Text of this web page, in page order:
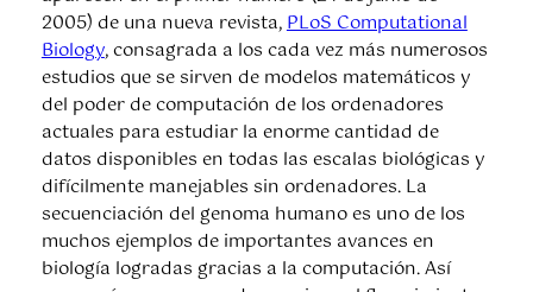
2005) de una nueva revista,PLoS Computational
Biology, consagrada a los cada vez más numerosos
estudios que se sirven de modelos matemáticos y
del poder de computación de los ordenadores
actuales para estudiar la enorme cantidad de
datos disponibles en todas las escalas biológicas y
difícilmente manejables sin ordenadores. La
secuenciación del genoma humano es uno de los
muchos ejemplos de importantes avances en
biología logradas gracias a la computación. Así